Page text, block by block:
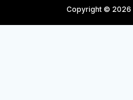
Copyright © 2026